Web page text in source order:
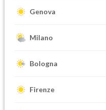
Genova
Milano
Bologna
Firenze